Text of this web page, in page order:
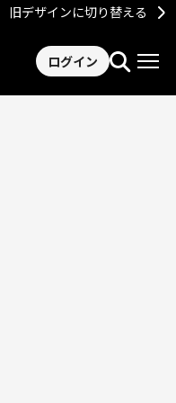
旧デザインに切り替える
ログイン